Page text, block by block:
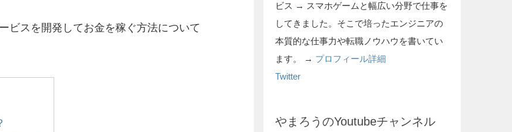
ビスを開発してお金を稼ぐ方法について
ビス → スマホゲームと幅広い分野で仕事を
してきました。そこで培ったエンジニアの
本質的な仕事力や転職ノウハウを書いてい
ます。 → プロフィール詳細
Twitter
やまろうのYoutubeチャンネル